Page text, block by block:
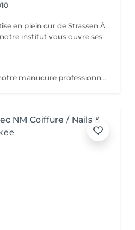
en plein cur de Strassen À
institut vous ouvre ses
Prenez soin de vos mains avec notre manucure professionnelle, pour des ongles soignés et une peau douce. - Limage et modelage précis des ongles - Soin des cuticules et hydratation des mains - Finition base fortifiante ou non Chaque séance est réalisée avec soin pour un résultat élégant et raffiné.